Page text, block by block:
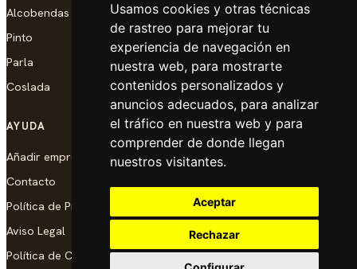
Usamos cookies y otras técnicas
de rastreo para mejorar tu
experiencia de navegación en
nuestra web, para mostrarte
contenidos personalizados y
anuncios adecuados, para analizar
el tráfico en nuestra web y para
comprender de donde llegan
nuestros visitantes.
Aceptar
Rechazar
Alcobendas
Pinto
Parla
Coslada
AYUDA
Añadir empresa
Contacto
Política de Privacidad
Aviso Legal
Política de Cookies